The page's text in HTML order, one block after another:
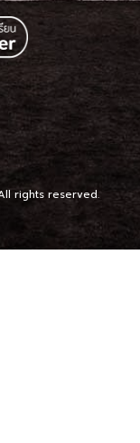
rights reserved.